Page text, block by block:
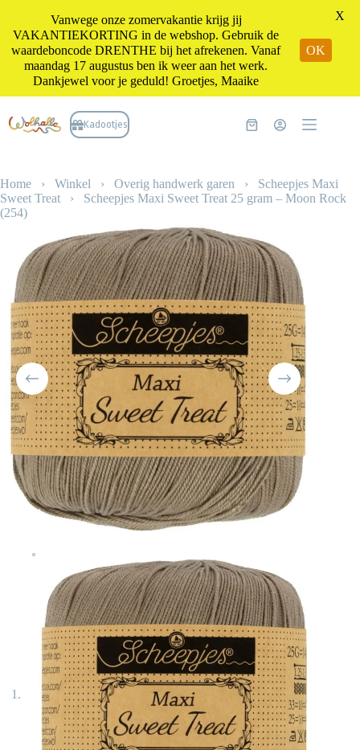
naar
de
Kadootjes Winkelwagen
Home › Winkel › Overig handwerk garen › Scheepjes Maxi
Sweet Treat › Scheepjes Maxi Sweet Treat 25 gram – Moon Rock
(254)
Vanwege onze zomervakantie krijg jij
VAKANTIEKORTING in de webshop. Gebruik de
waardeboncode DRENTHE bij het afrekenen. Vanaf
maandag 17 augustus ben ik weer aan het werk.
Dankjewel voor je geduld! Groetjes, Maaike
OK
X